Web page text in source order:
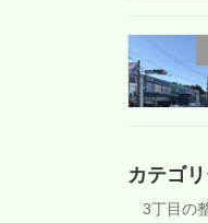
カテゴ
3丁目の